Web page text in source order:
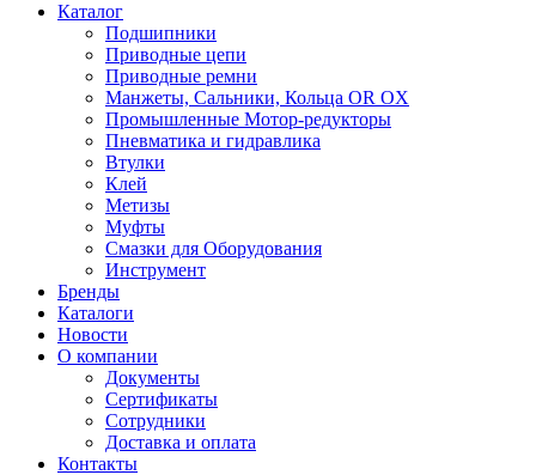
Каталог
Подшипники
Приводные цепи
Приводные ремни
Манжеты, Сальники, Кольца OR OX
Промышленные Мотор-редукторы
Пневматика и гидравлика
Втулки
Клей
Метизы
Муфты
Смазки для Оборудования
Инструмент
Бренды
Каталоги
Новости
О компании
Документы
Сертификаты
Сотрудники
Доставка и оплата
Контакты